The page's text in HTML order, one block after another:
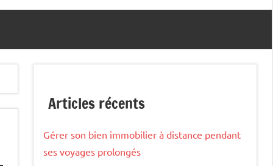
Articles récents
Gérer son bien immobilier à distance pendant
ses voyages prolongés